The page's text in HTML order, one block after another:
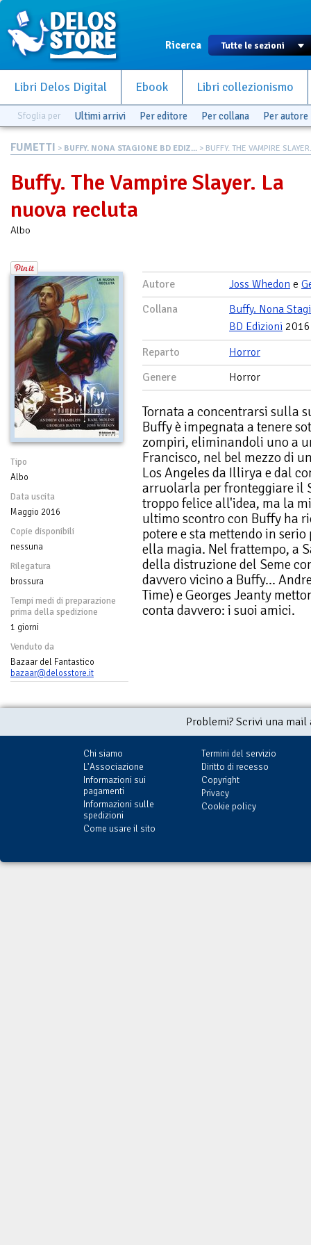
Ricerca
Libri Delos Digital Ebook Libri collezionismo
Sfoglia per Ultimi arrivi Per editore Per collana Per autore
FUMETTI > BUFFY. NONA STAGIONE BD EDIZ... > BUFFY. THE VAMPIRE
Buffy. The Vampire Slayer. La
nuova recluta
Albo
Tipo
Albo
Data uscita
Maggio 2016
Copie disponibili
nessuna
Rilegatura
brossura
Tempi medi di preparazione
prima della spedizione
1 giorni
Venduto da
Bazaar del Fantastico
bazaar@delosstore.it
Autore Joss Whedon e
Collana
Buffy. Nona
BD Edizioni
Reparto
Horror
Genere
Horror
Tornata a concentrarsi sulla
Buffy è impegnata a tenere
zompiri, eliminandoli uno a
Francisco, nel bel mezzo di
Los Angeles da Illirya e dal
arruolarla per fronteggiare il
troppo felice all'idea, ma la
ultimo scontro con Buffy ha
potere e sta mettendo in
ella magia. Nel frattempo, a
della distruzione del Seme
davvero vicino a Buffy...
Time) e Georges Jeanty
conta davvero: i suoi amici.
Problemi? Scrivi una
Chi siamo
L'Associazione
Informazioni sui
pagamenti
Informazioni sulle
spedizioni
Come usare il sito
Termini del servizio
Diritto di recesso
Copyright
Privacy
Cookie policy